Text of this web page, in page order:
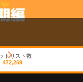
トリスト数
472,269